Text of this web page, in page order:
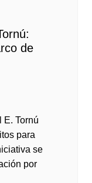
de
E. Tornú
para
se
por